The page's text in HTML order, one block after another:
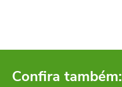
Confira também: